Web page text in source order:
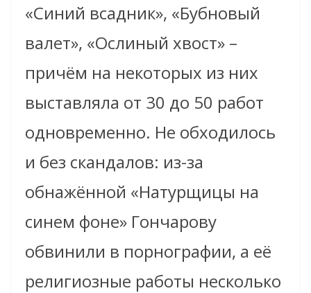
«Синий всадник», «Бубновый
валет», «Ослиный хвост» –
причём на некоторых из них
выставляла от 30 до 50 работ
одновременно. Не обходилось
и без скандалов: из-за
обнажённой «Натурщицы на
синем фоне» Гончарову
обвинили в порнографии, а её
религиозные работы несколько